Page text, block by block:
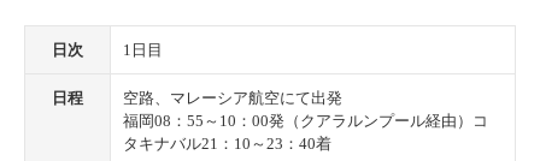
日次 1日目
日程
空路、マレーシア航空にて出発
福岡08：55～10：00発（クアラルンプール経由）コ
タキナバル21：10～23：40着